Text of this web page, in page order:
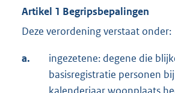
Artikel 1 Begripsbepalingen
Deze verordening verstaat onder:
a.
ingezetene: degene die
basisregistratie personen